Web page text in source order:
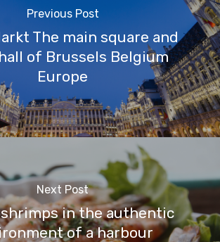
Previous Post
The main square and
of Brussels Belgium
Europe
Next Post
in the authentic
of a harbour